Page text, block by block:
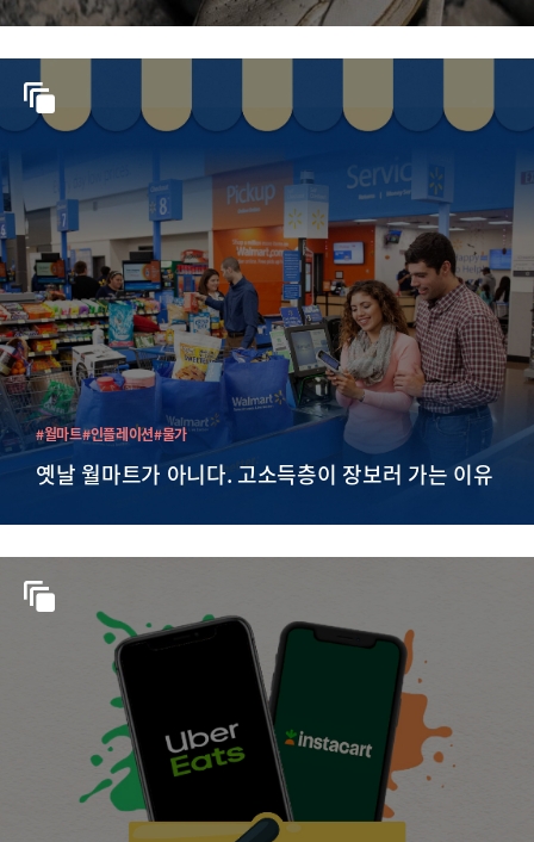
옛날 월마트가 아니다. 고소득층이 장보러 가는 이유
#월마트#인플레이션#물가